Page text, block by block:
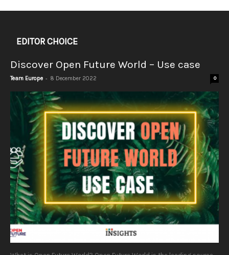
EDITOR CHOICE
Discover Open Future World – Use case
Team Europe - 8 December 2022 0